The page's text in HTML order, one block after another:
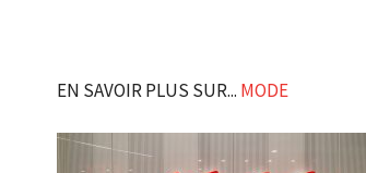
EN SAVOIR PLUS SUR... MODE